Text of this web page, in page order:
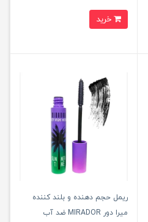
ریمل حجم دهنده و بلند کننده
میرا دور MIRADOR ضد آب